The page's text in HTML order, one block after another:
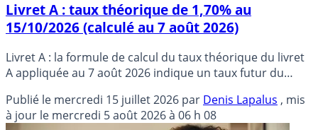
Livret A : taux théorique de 1,70% au
15/10/2026 (calculé au 7 août 2026)
Livret A : la formule de calcul du taux théorique du livret
A appliquée au 7 août 2026 indique un taux futur du
France au 15/10/2026.
Publié le mercredi 15 juillet 2026 par Denis Lapalus , mis
à jour le mercredi 5 août 2026 à 06 h 08